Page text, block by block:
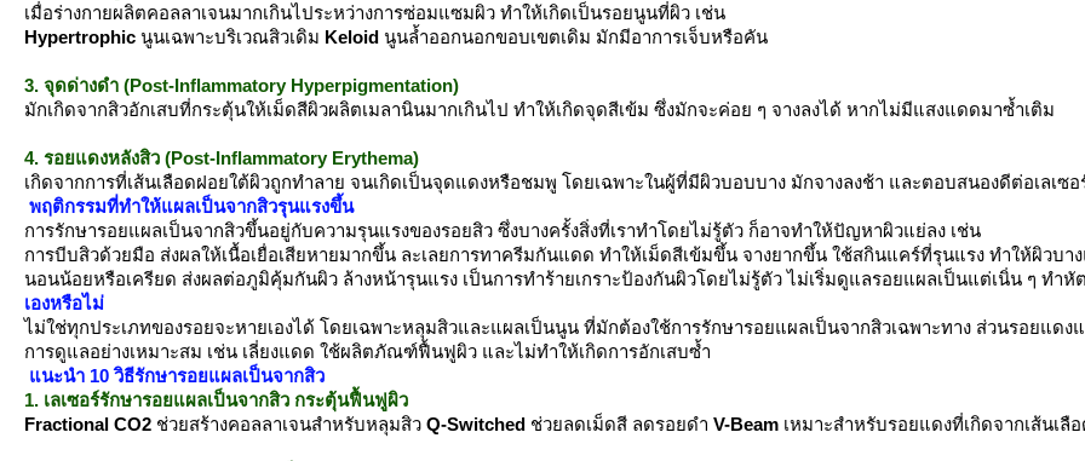
เมื่อร่างกายผลิตคอลลาเจนมากเกินไประหว่างการซ่อมแซมผิว ทำให้เกิดเป็นรอยนูนที่ผิว เช่น
Hypertrophic นูนเฉพาะบริเวณสิวเดิม Keloid นูนล้ำออกนอกขอบเขตเดิม มักมีอาการเจ็บหรือคัน
3. จุดด่างดำ (Post-Inflammatory Hyperpigmentation)
มักเกิดจากสิวอักเสบที่กระตุ้นให้เม็ดสีผิวผลิตเมลานินมากเกินไป ทำให้เกิดจุดสีเข้ม ซึ่งมักจะค่อย ๆ จางลงได้ หากไม่มีแสงแดดมาซ้ำเติม
4. รอยแดงหลังสิว (Post-Inflammatory Erythema)
เกิดจากการที่เส้นเลือดฝอยใต้ผิวถูกทำลาย จนเกิดเป็นจุดแดงหรือชมพู โดยเฉพาะในผู้ที่มีผิวบอบบาง มักจางลงช้า และตอบสนองดีต่อเลเซอ
พฤติกรรมที่ทำให้แผลเป็นจากสิวรุนแรงขึ้น
การรักษารอยแผลเป็นจากสิวขึ้นอยู่กับความรุนแรงของรอยสิว ซึ่งบางครั้งสิ่งที่เราทำโดยไม่รู้ตัว ก็อาจทำให้ปัญหาผิวแย่ลง เช่น
การบีบสิวด้วยมือ ส่งผลให้เนื้อเยื่อเสียหายมากขึ้น ละเลยการทาครีมกันแดด ทำให้เม็ดสีเข้มขึ้น จางยากขึ้น ใช้สกินแคร์ที่รุนแรง ทำให้ผิวบา
นอนน้อยหรือเครียด ส่งผลต่อภูมิคุ้มกันผิว ล้างหน้ารุนแรง เป็นการทำร้ายเกราะป้องกันผิวโดยไม่รู้ตัว ไม่เริ่มดูแลรอยแผลเป็นแต่เนิ่น ๆ ทำ
เองหรือไม่
ไม่ใช่ทุกประเภทของรอยจะหายเองได้ โดยเฉพาะหลุมสิวและแผลเป็นนูน ที่มักต้องใช้การรักษารอยแผลเป็นจากสิวเฉพาะทาง ส่วนรอยแดง
การดูแลอย่างเหมาะสม เช่น เลี่ยงแดด ใช้ผลิตภัณฑ์ฟื้นฟูผิว และไม่ทำให้เกิดการอักเสบซ้ำ
นะนำ 10 วิธีรักษารอยแผลเป็นจากสิว
1. เลเซอร์รักษารอยแผลเป็นจากสิว กระตุ้นฟื้นฟูผิว
Fractional CO2 ช่วยสร้างคอลลาเจนสำหรับหลุมสิว Q-Switched ช่วยลดเม็ดสี ลดรอยดำ V-Beam เหมาะสำหรับรอยแดงที่เกิดจากเส้นเ